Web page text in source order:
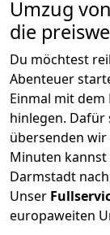
Umzug von
die
Du möchtest
Abenteuer
Einmal mit
hinlegen. Dafür
übersenden
Minuten kannst
Darmstadt nach
Unser
europaweiten